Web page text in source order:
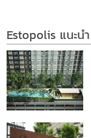
Estopolis แนะนำ